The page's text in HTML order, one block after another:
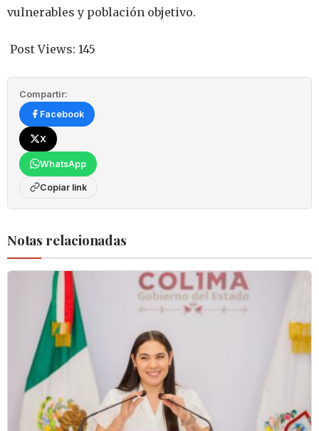
vulnerables y población objetivo.
Post Views: 145
Compartir:
Facebook
X
WhatsApp
Copiar link
Notas relacionadas